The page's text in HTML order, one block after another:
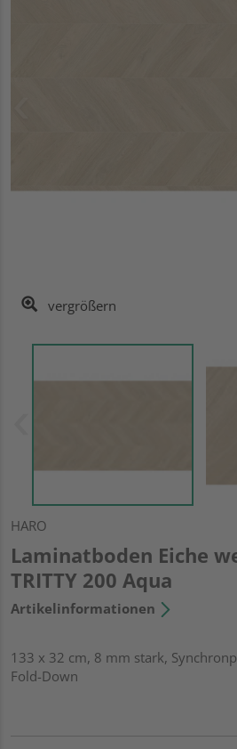
vergrößern
HARO
Laminatboden Eiche
TRITTY 200 Aqua
Artikelinformationen
133 x 32 cm, 8 mm stark,
Fold-Down